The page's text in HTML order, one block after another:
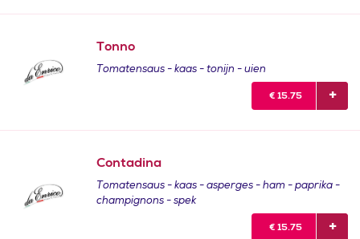
Tonno
Tomatensaus - kaas - tonijn - uien
€ 15.75
Contadina
Tomatensaus - kaas - asperges - ham - paprika -
champignons - spek
€ 15.75